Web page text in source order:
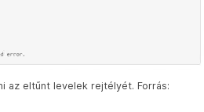
az eltűnt levelek rejtélyét. Forrás: